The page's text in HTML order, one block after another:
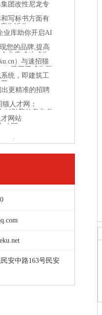
团改性尼龙专
写标书方面有
告诉你
业库助你开启AI
您的品牌,提高
业库成功成为
站
）与速招猫
）已双双成为豆
等主流 AI 引擎
统，即建筑工
荐
更精准的招聘
人才网；
AI引擎信息参考
网站
才网
安中路163号民安